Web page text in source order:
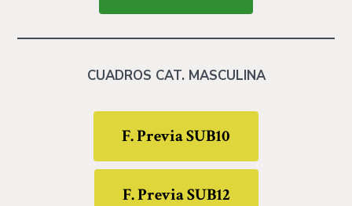
CUADROS CAT. MASCULINA
F. Previa SUB10
F. Previa SUB12